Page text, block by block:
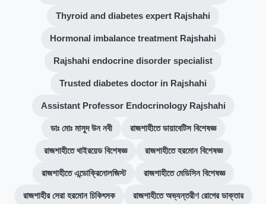
Thyroid and diabetes expert Rajshahi
Hormonal imbalance treatment Rajshahi
Rajshahi endocrine disorder specialist
Trusted diabetes doctor in Rajshahi
Assistant Professor Endocrinology Rajshahi
ডাঃ মোঃ মাসুদ উন নবী রাজশাহীতে ডায়াবেটিস বিশেষজ্ঞ
রাজশাহীতে থাইরয়েড বিশেষজ্ঞ রাজশাহীতে হরমোন বিশেষজ্ঞ
রাজশাহীতে এন্ডোক্রিনোলজিস্ট রাজশাহীতে মেডিসিন বিশেষজ্ঞ
রাজশাহীর সেরা হরমোন চিকিৎসক রাজশাহীতে অভ্যন্তরীণ রোগের ডাক্তার